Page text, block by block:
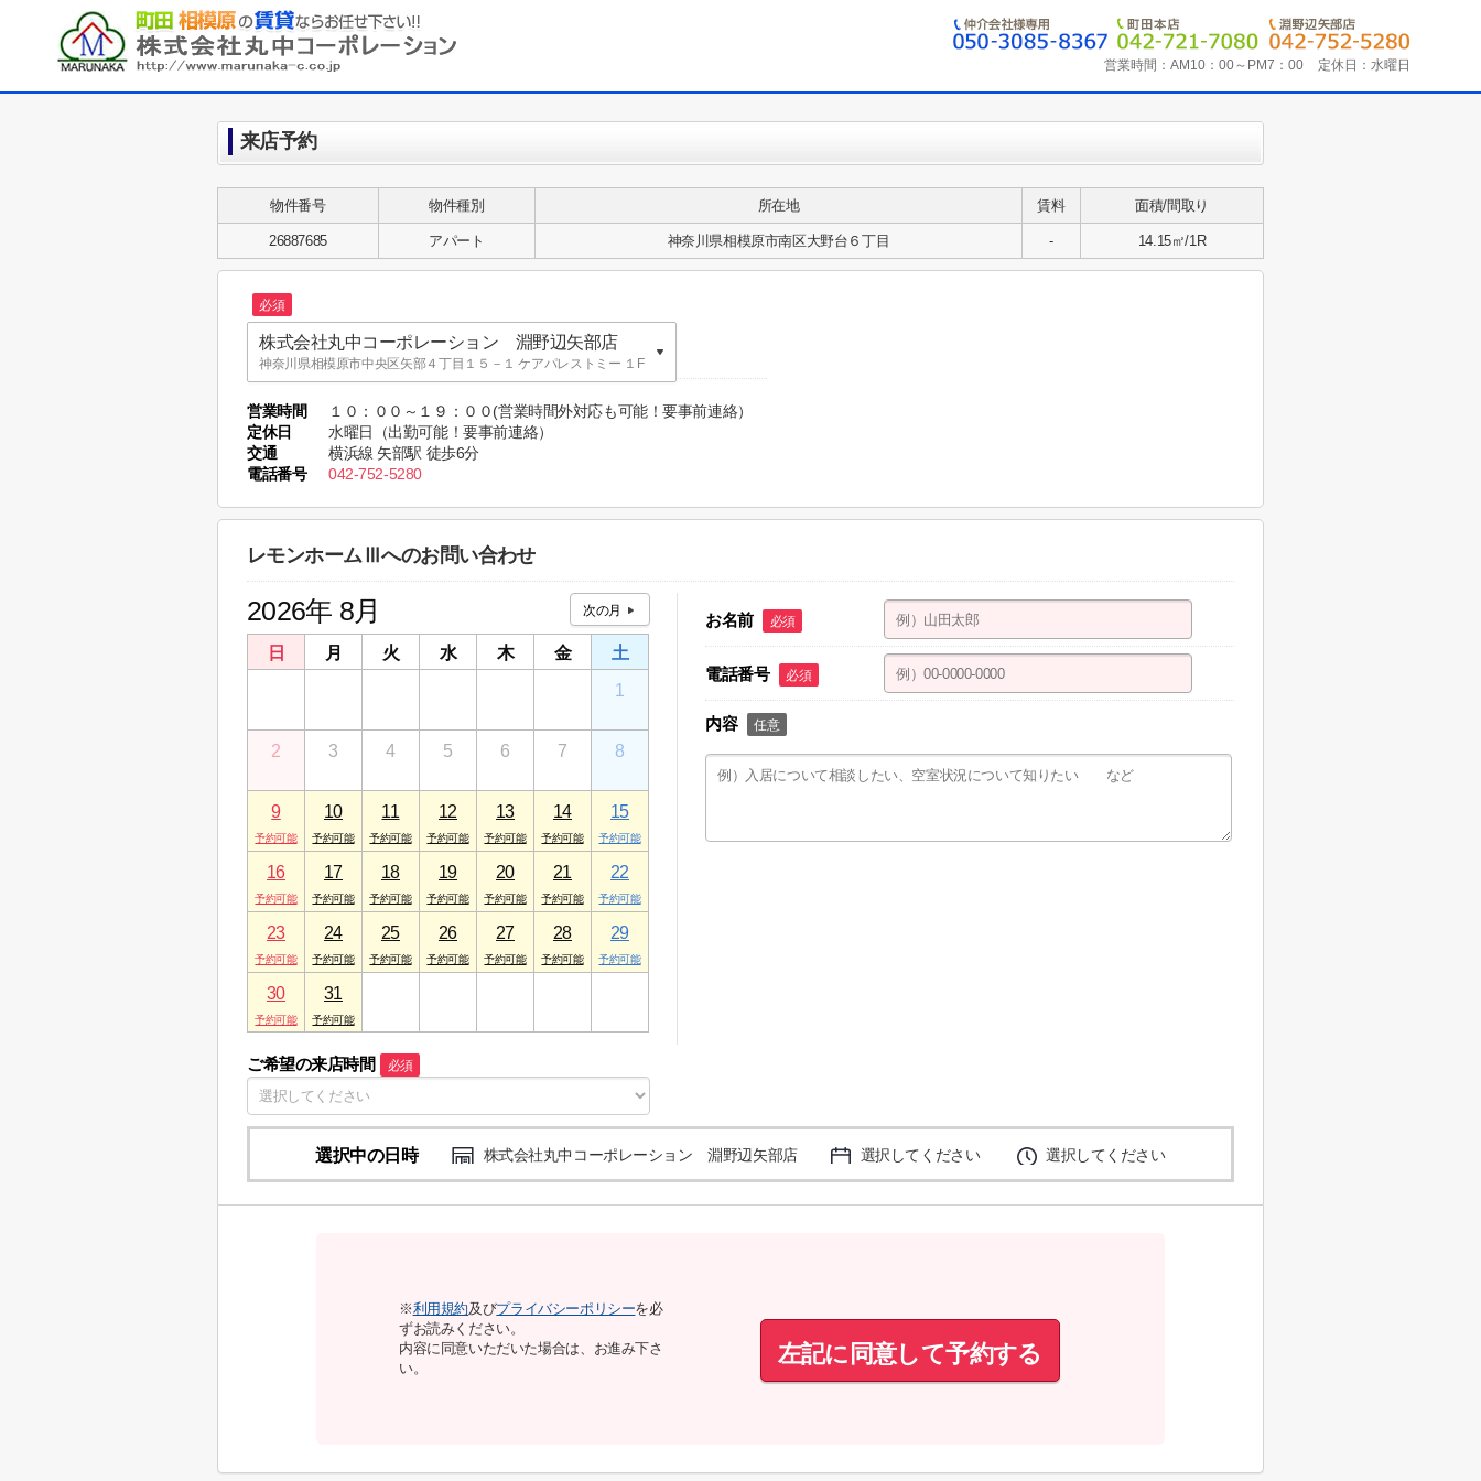
営業時間： AM10：00～PM7：00 定休日： 水曜日
来店予約
物件番号 物件種別 所在地 賃料 面積/間取り
26887685 アパート 神奈川県相模原市南区大野台６丁目 - 14.15㎡/1R
必須
株式会社丸中コーポレーション 淵野辺矢部店
神奈川県相模原市中央区矢部４丁目１５－１ ケアパレストミー １F
株式会社丸中コーポレーション 英語表記：
MARUNAKA CO.,LTD.
東京都町田市木曽東１丁目３５－８ MARUNAKA building
株式会社丸中コーポレーション 淵野辺矢部店
営業時間
１０：００～１９：００(営業時間外対応も可能！要事前連絡）
定休日
水曜日（出勤可能！要事前連絡）
交通
横浜線 矢部駅 徒歩6分
電話番号
042-752-5280
レモンホームⅢへのお問い合わせ
2026年 8月
日 月 火 水 木 金
土
1
2 3 4 5 6 7 8
9 10 11 12 13 14 15
16 17 18 19 20 21 22
23 24 25 26 27 28 29
30 31
ご希望の来店時間 必須
お名前 必須
電話番号 必須
内容 任意
選択中の日時 株式会社丸中コーポレーション 淵野辺矢部店 選択してください 選択してください
※利用規約及びプライバシーポリシーを必
ずお読みください。
内容に同意いただいた場合は、お進み下さ
い。
左記に同意して予約する